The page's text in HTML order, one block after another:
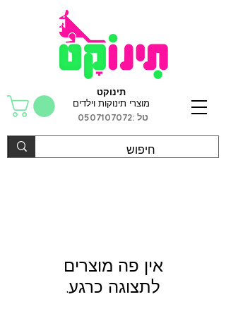
תינוקט
מוצרי תינוקות וילדים
טל :0507107072
לתצוגה כרגע.